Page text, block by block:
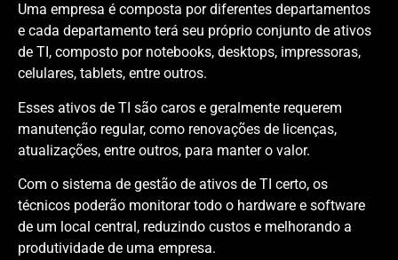
Uma empresa é composta por diferentes departamentos
e cada departamento terá seu próprio conjunto de ativos
de TI, composto por notebooks, desktops, impressoras,
celulares, tablets, entre outros.
Esses ativos de TI são caros e geralmente requerem
manutenção regular, como renovações de licenças,
atualizações, entre outros, para manter o valor.
Com o sistema de gestão de ativos de TI certo, os
técnicos poderão monitorar todo o hardware e software
de um local central, reduzindo custos e melhorando a
produtividade de uma empresa.